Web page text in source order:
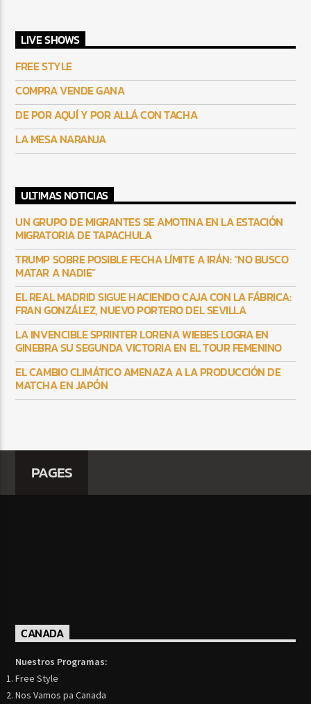
LIVE SHOWS
FREE STYLE
COMPRA VENDE GANA
DE POR AQUÍ Y POR ALLÁ CON TACHA
LA MESA NARANJA
ULTIMAS NOTICIAS
UN GRUPO DE MIGRANTES SE AMOTINA EN LA ESTACIÓN
MIGRATORIA DE TAPACHULA
TRUMP SOBRE POSIBLE FECHA LÍMITE A IRÁN: “NO BUSCO
MATAR A NADIE”
EL REAL MADRID SIGUE HACIENDO CAJA CON LA FÁBRICA:
FRAN GONZÁLEZ, NUEVO PORTERO DEL SEVILLA
LA INVENCIBLE SPRINTER LORENA WIEBES LOGRA EN
GINEBRA SU SEGUNDA VICTORIA EN EL TOUR FEMENINO
EL CAMBIO CLIMÁTICO AMENAZA A LA PRODUCCIÓN DE
MATCHA EN JAPÓN
PAGES
CANADA
Nuestros Programas:
Free Style
Nos Vamos pa Canada